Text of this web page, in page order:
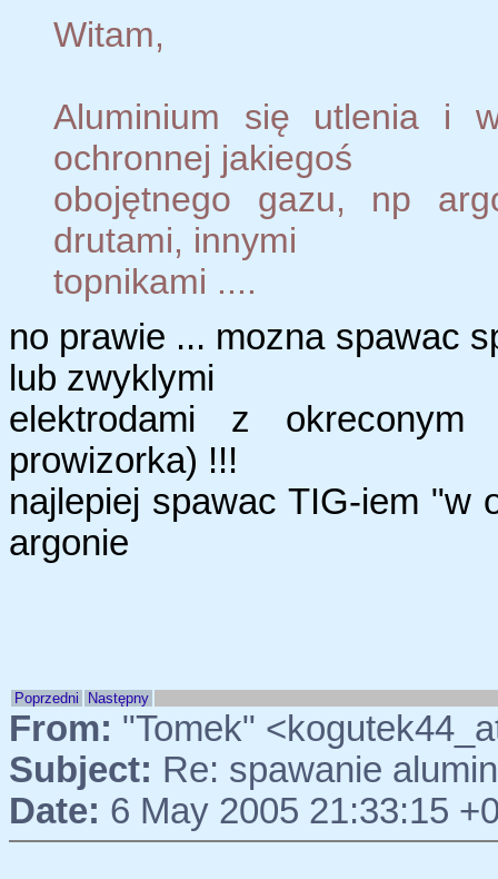
Witam,
Aluminium się utlenia i
ochronnej jakiegoś
obojętnego gazu, np
drutami, innymi
topnikami ....
no prawie ... mozna spawac
lub zwyklymi
elektrodami z okreconym
prowizorka) !!!
najlepiej spawac TIG-iem "w
argonie
Poprzedni Następny
From: "Tomek"
Subject: Re: spawanie
Date: 6 May 2005 21:33:15